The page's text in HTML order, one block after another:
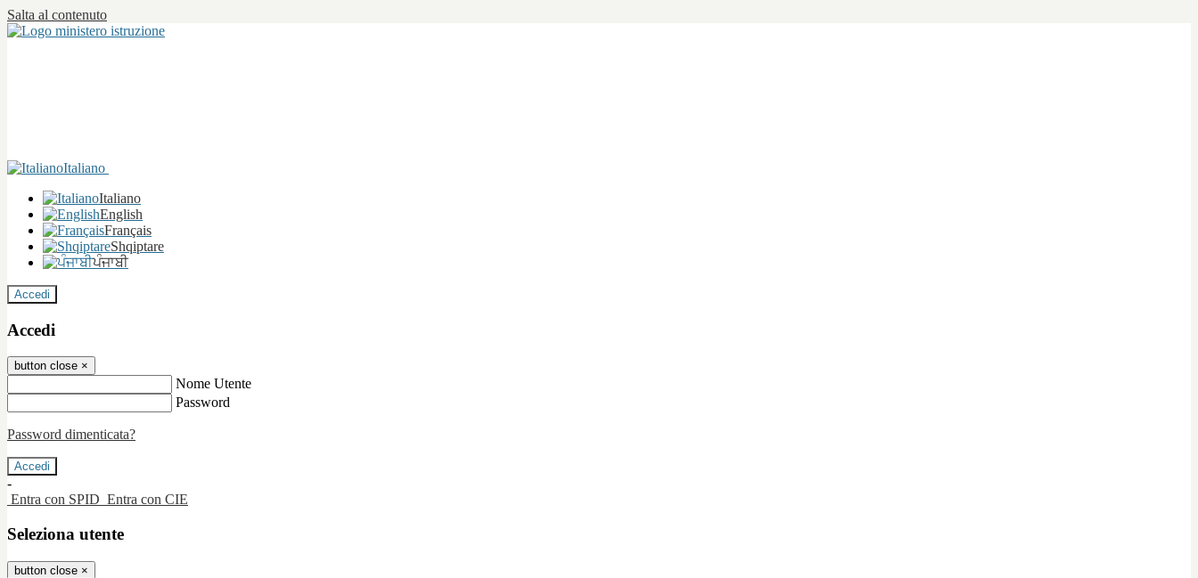
Salta al contenuto
Italiano
Italiano
English
Français
Shqiptare
ਪੰਜਾਬੀ
Accedi
Accedi
button close ×
Nome Utente
Password
Password dimenticata?
-
Entra con SPID Entra con CIE
Seleziona utente
button close ×